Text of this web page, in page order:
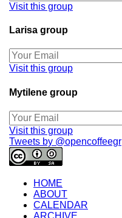
Visit this group
Larisa group
Visit this group
Mytilene group
Visit this group
Tweets by @opencoffeegr
HOME
ABOUT
CALENDAR
ARCHIVE